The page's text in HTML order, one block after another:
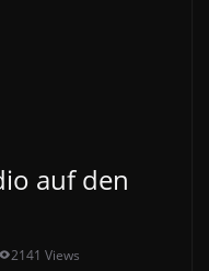
auf den
2141 Views